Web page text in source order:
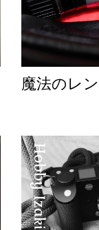
魔法のレ
Hobby Izaki